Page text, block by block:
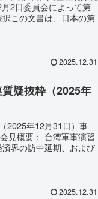
2日委員会によって第
この文書は、日本の第
2025.12.31
疑抜粋（2025年
2025年12月31日）事
見概要： 台湾軍事演習
界の訪中延期、および
2025.12.31